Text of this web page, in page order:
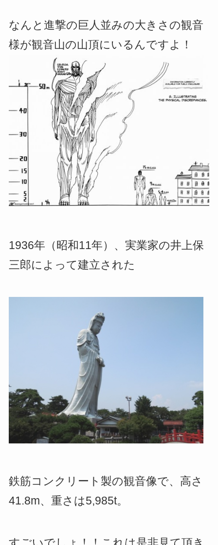
なんと進撃の巨人並みの大きさの観音
様が観音山の山頂にいるんですよ！
1936年（昭和11年）、実業家の井上保
三郎によって建立された
鉄筋コンクリート製の観音像で、高さ
41.8m、重さは5,985t。